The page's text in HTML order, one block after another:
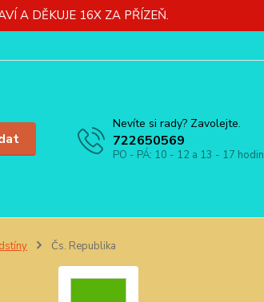
A DĚKUJE 16X ZA PŘÍZEŇ.
Nevíte si rady? Zavolejte.
722650569
PO - PÁ: 10 - 12 a 13 - 17 hodin
Čs. Republika